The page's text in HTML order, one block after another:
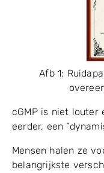
Afb 1:
cGMP is niet louter
eerder, een
Mensen halen ze
belangrijkste